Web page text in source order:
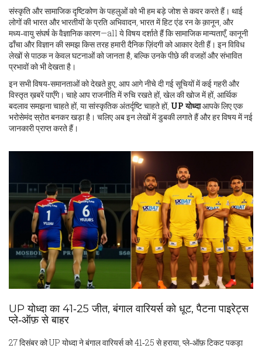
संस्कृति और सामाजिक दृष्टिकोण के पहलुओं को भी हम बड़े जोश से कवर करते हैं। थाई
लोगों की भारत और भारतीयों के प्रति अभिवादन, भारत में हिट एंड रन के क़ानून, और
मध्य‑वायु संघर्ष के वैज्ञानिक कारण—all ये विषय दर्शाते हैं कि सामाजिक मान्यताएँ, कानूनी
ढाँचा और विज्ञान की समझ किस तरह हमारी दैनिक ज़िंदगी को आकार देती हैं। इन विविध
लेखों से पाठक न केवल घटनाओं को जानता है, बल्कि उनके पीछे की वजहों और संभावित
प्रभावों को भी देखता है।
इन सभी विषय‑समानताओं को देखते हुए, आप आगे नीचे दी गई सूचियों में कई गहरी और
विस्तृत ख़बरें पाएँगे। चाहे आप राजनीति में रुचि रखते हों, खेल की खोज में हों, आर्थिक
बदलाव समझना चाहते हों, या सांस्कृतिक अंतर्दृष्टि चाहते हों, UP योध्दाआपके लिए एक
भरोसेमंद स्रोत बनकर खड़ा है। चलिए अब इन लेखों में डुबकी लगाते हैं और हर विषय में नई
जानकारी प्राप्त करते हैं।
UP योध्दा का 41‑25 जीत, बंगाल वारियर्स को धूट, पैटना पाइरेट्स
प्ले‑ऑफ़ से बाहर
27 दिसंबर को UP योध्दा ने बंगाल वारियर्स को 41‑25 से हराया, प्ले‑ऑफ़ टिकट पकड़ा